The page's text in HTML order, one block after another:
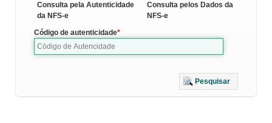
Consulta pela Autenticidade
da NFS-e
Consulta pelos Dados da
NFS-e
Código de autenticidade
Pesquisar